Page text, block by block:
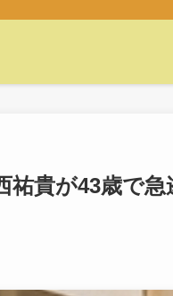
祐貴が43歳で